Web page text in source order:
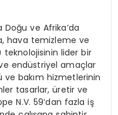
Doğu ve Afrika’da
hava temizleme ve
lider bir
endüstriyel amaçlar
bakım hizmetlerinin
tasarlar, üretir ve
N.V. 59‘dan fazla iş